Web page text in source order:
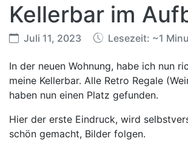
Kellerbar im
Juli 11, 2023 Lesezeit: ~1
In der neuen Wohnung, habe ich nun
meine Kellerbar. Alle Retro Regale
haben nun einen Platz gefunden.
Hier der erste Eindruck, wird
schön gemacht, Bilder folgen.